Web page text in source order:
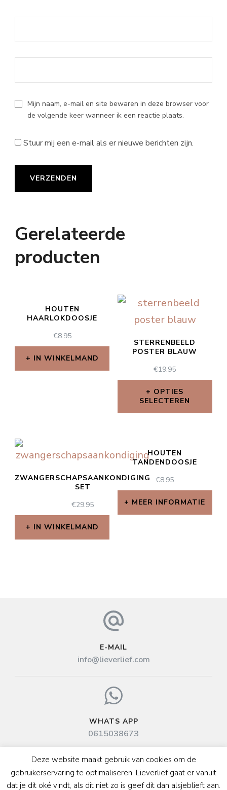
Mijn naam, e-mail en site bewaren in deze browser voor
de volgende keer wanneer ik een reactie plaats.
Stuur mij een e-mail als er nieuwe berichten zijn.
Gerelateerde
producten
HOUTEN
HAARLOKDOOSJE
€8.95
IN WINKELMAND
STERRENBEELD
POSTER BLAUW
€19.95
OPTIES
SELECTEREN
ZWANGERSCHAPSAANKONDIGING
SET
€29.95
IN WINKELMAND
HOUTEN
TANDENDOOSJE
€8.95
MEER INFORMATIE
E-MAIL
info@lieverlief.com
WHATS APP
0615038673
© Copyright 2026. All Rights Reserved.Privacy
Statement
Deze website maakt gebruik van cookies om de
gebruikerservaring te optimaliseren. Lieverlief gaat er vanuit
dat je dit oké vindt, als dit niet zo is geef dit dan alsjeblieft aan.